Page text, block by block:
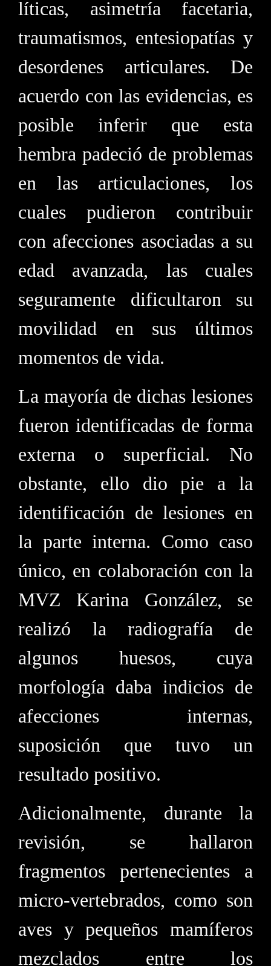
líticas, asimetría facetaria,
traumatismos, entesiopatías y
desordenes articulares. De
acuerdo con las evidencias, es
posible inferir que esta
hembra padeció de problemas
en las articulaciones, los
cuales pudieron contribuir
con afecciones asociadas a su
edad avanzada, las cuales
seguramente dificultaron su
movilidad en sus últimos
momentos de vida.
La mayoría de dichas lesiones
fueron identificadas de forma
externa o superficial. No
obstante, ello dio pie a la
identificación de lesiones en
la parte interna. Como caso
único, en colaboración con la
MVZ Karina González, se
realizó la radiografía de
algunos huesos, cuya
morfología daba indicios de
afecciones internas,
suposición que tuvo un
resultado positivo.
Adicionalmente, durante la
revisión, se hallaron
fragmentos pertenecientes a
micro-vertebrados, como son
aves y pequeños mamíferos
mezclados entre los